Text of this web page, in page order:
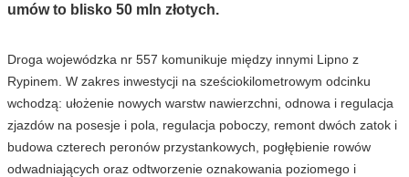
umów to blisko 50 mln złotych.
Droga wojewódzka nr 557 komunikuje między innymi Lipno z
Rypinem. W zakres inwestycji na sześciokilometrowym odcinku
wchodzą: ułożenie nowych warstw nawierzchni, odnowa i regulacja
zjazdów na posesje i pola, regulacja poboczy, remont dwóch zatok i
budowa czterech peronów przystankowych, pogłębienie rowów
odwadniających oraz odtworzenie oznakowania poziomego i